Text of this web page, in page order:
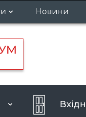
дверей
замірника
дверного
дверного
Новини